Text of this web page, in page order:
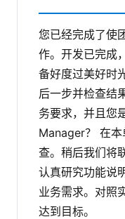
您已经完成了使
作。开发已完成
备好度过美好时光
后一步并检查结
务要求，并且您
Manager？
在本
查。稍后我们将
认真研究功能说
业务需求。对照
达到目标。